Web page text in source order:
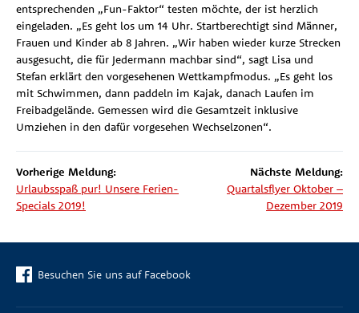
entsprechenden „Fun-Faktor“ testen möchte, der ist herzlich
eingeladen. „Es geht los um 14 Uhr. Startberechtigt sind Männer,
Frauen und Kinder ab 8 Jahren. „Wir haben wieder kurze Strecken
ausgesucht, die für Jedermann machbar sind“, sagt Lisa und
Stefan erklärt den vorgesehenen Wettkampfmodus. „Es geht los
mit Schwimmen, dann paddeln im Kajak, danach Laufen im
Freibadgelände. Gemessen wird die Gesamtzeit inklusive
Umziehen in den dafür vorgesehen Wechselzonen“.
Vorherige Meldung:
Urlaubsspaß pur! Unsere Ferien-
Specials 2019!
Nächste Meldung:
Quartalsflyer Oktober –
Dezember 2019
Besuchen Sie uns auf Facebook